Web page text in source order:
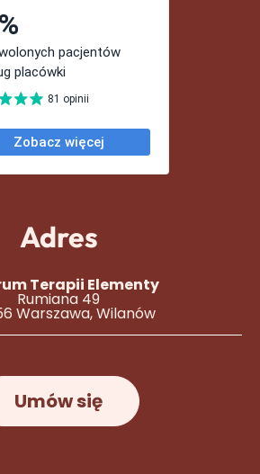
Adres
Terapii Elementy
Rumiana 49
Warszawa, Wilanów
Umów się